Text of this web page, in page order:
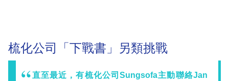
梳化公司「下戰書」另類挑戰
直至最近，有梳化公司Sungsofa主動聯絡Jan